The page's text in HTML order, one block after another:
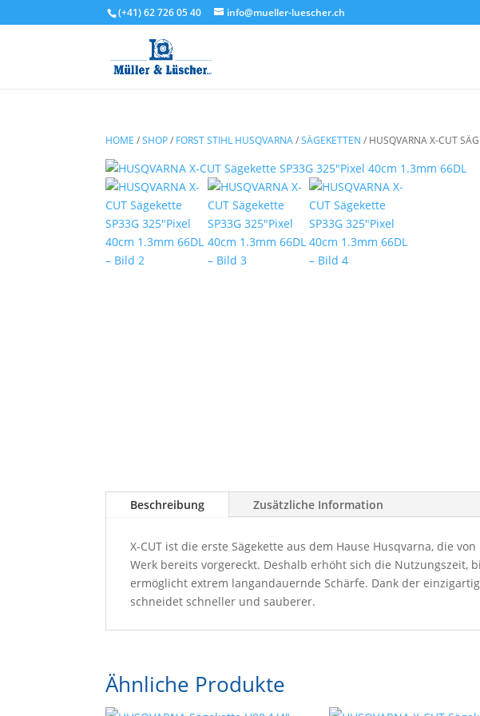
(+41) 62 726 05 40 info@mueller-luescher.ch
HOME /SHOP/ FORST STIHL HUSQVARNA/SÄGEKETTEN / HUSQVARNA X-CUT
Beschreibung Zusätzliche Information
X-CUT ist die erste Sägekette aus dem Hause Husqvarna, die
Werk bereits vorgereckt. Deshalb erhöht sich die Nutzungszeit,
ermöglicht extrem langandauernde Schärfe. Dank der
schneidet schneller und sauberer.
Ähnliche Produkte